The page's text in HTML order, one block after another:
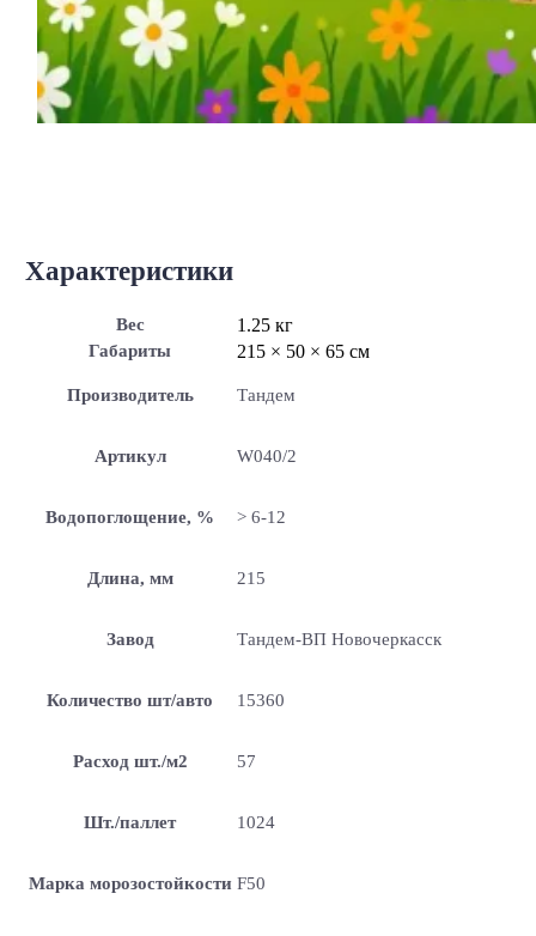
Характеристики
Вес 1.25 кг
Габариты 215 × 50 × 65 см
Производитель Тандем
Артикул W040/2
Водопоглощение, % > 6-12
Длина, мм 215
Завод Тандем-ВП Новочеркасск
Количество шт/авто 15360
Расход шт./м2 57
Шт./паллет 1024
Марка морозостойкости F50